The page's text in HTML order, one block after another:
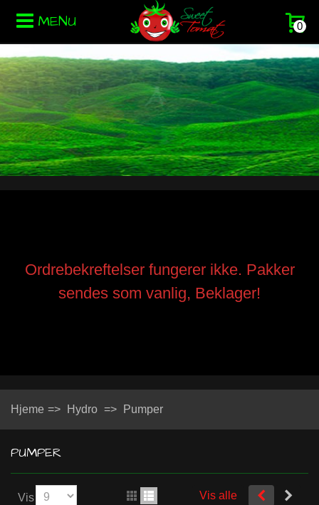
MENU 0
Ordrebekreftelser fungerer ikke. Pakker
sendes som vanlig, Beklager!
Hjeme => Hydro => Pumper
PUMPER
Vis
Vis alle